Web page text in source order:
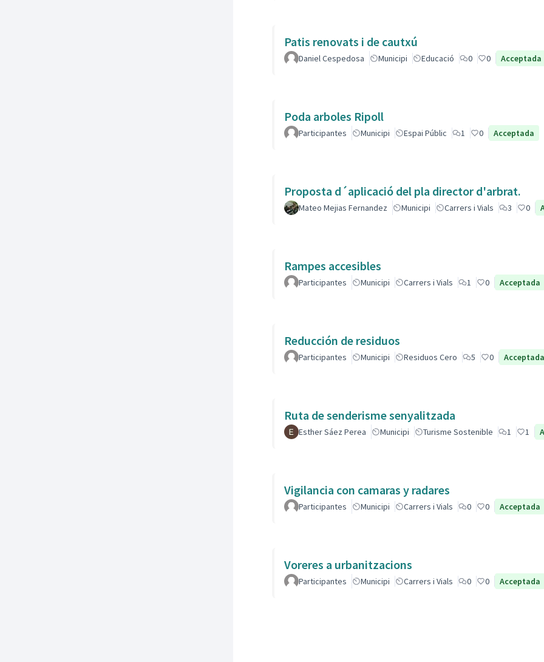
Patis renovats i de cautxú
Daniel Cespedosa Municipi Educació 0 0 Acceptada
Poda arboles Ripoll
Participantes Municipi Espai Públic 1 0 Acceptada
Proposta d´aplicació del pla director d'arbrat.
Mateo Mejias Fernandez Municipi Carrers i Vials 3 0
Rampes accesibles
Participantes Municipi Carrers i Vials 1 0 Acceptada
Reducción de residuos
Participantes Municipi Residuos Cero 5 0 Acceptada
Ruta de senderisme senyalitzada
Esther Sáez Perea Municipi Turisme Sostenible 1 1
Vigilancia con camaras y radares
Participantes Municipi Carrers i Vials 0 0 Acceptada
Voreres a urbanitzacions
Participantes Municipi Carrers i Vials 0 0 Acceptada